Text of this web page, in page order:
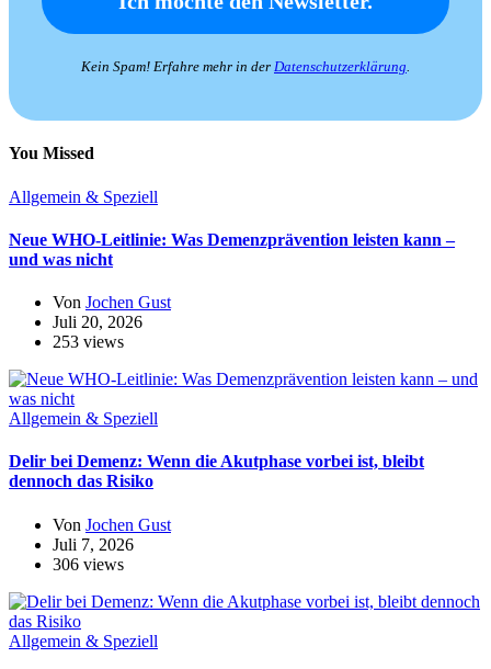
Kein Spam! Erfahre mehr in der Datenschutzerklärung.
You Missed
Allgemein & Speziell
Neue WHO-Leitlinie: Was Demenzprävention leisten kann –
und was nicht
Von Jochen Gust
Juli 20, 2026
253 views
Allgemein & Speziell
Delir bei Demenz: Wenn die Akutphase vorbei ist, bleibt
dennoch das Risiko
Von Jochen Gust
Juli 7, 2026
306 views
Allgemein & Speziell